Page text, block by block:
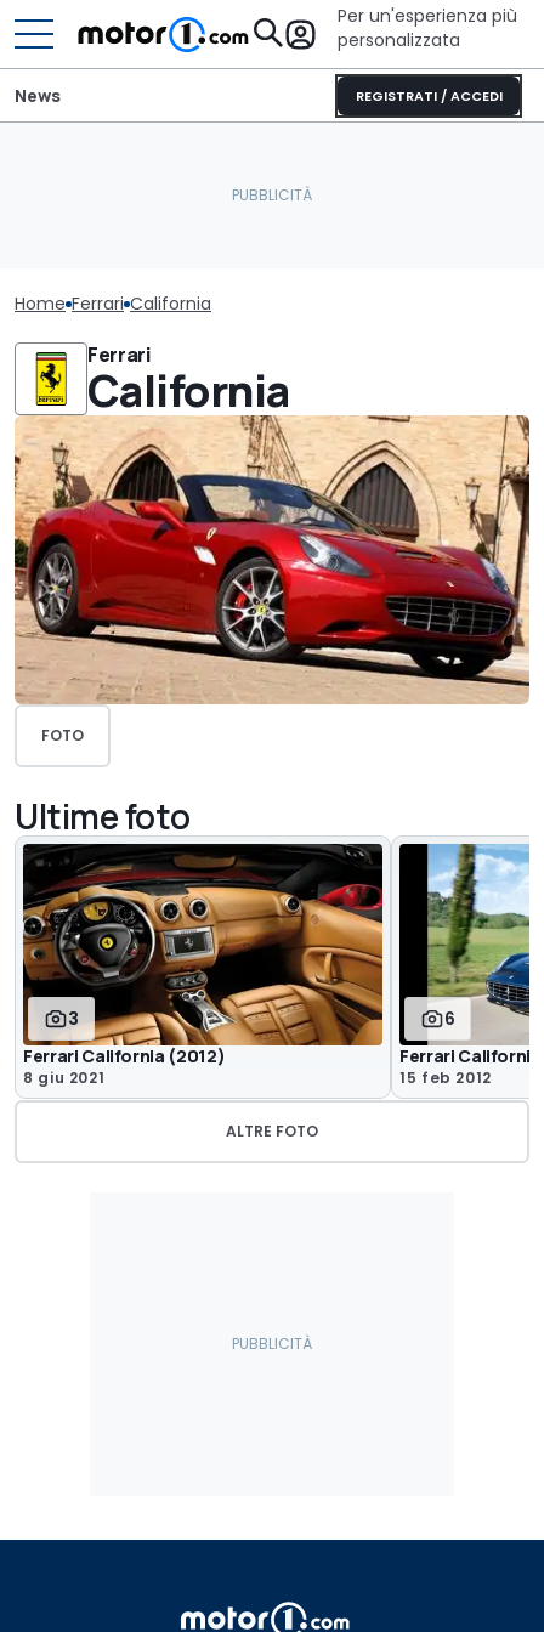
Per un'esperienza più
personalizzata
REGISTRATI / ACCEDI
News
Home Ferrari California
Ferrari
California
FOTO
Ultime foto
3
Ferrari California (2012)
8 giu 2021
6
Ferrari
15 feb 2012
ALTRE FOTO